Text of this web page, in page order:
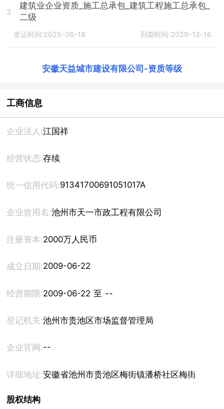
3
建筑业企业资质_施工总承包_建筑工程施工总承包_
二级
发证时间:2025-06-18 到期时间:2029-12-16
安徽天益城市建设有限公司 -资质等级
工商信息
企业法人:江国祥
经营状态:存续
统一信用代码:91341700691051017A
企业曾用名:池州市天一市政工程有限公司
注册资本:2000万人民币
成立日期:2009-06-22
经营期限: 2009-06-22 至 --
登记机关:池州市贵池区市场监督管理局
企业官网:--
详细地址:安徽省池州市贵池区梅街镇潘桥社区梅街镇政府
股权结构